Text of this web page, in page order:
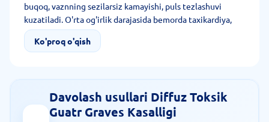
buqoq, vaznning sezilarsiz kamayishi, puls tezlashuvi
kuzatiladi. O'rta og'irlik darajasida bemorda taxikardiya,
kuchaygan asabiy qo'zg'aluvchanlik yuzaga keladi. Og'ir
bosqichda sezilarli oriqlash kuzatiladi. Inson ish
Ko'proq o'qish
Davolash usullari Diffuz Toksik
Guatr Graves Kasalligi